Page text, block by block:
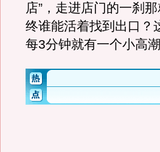
店”，走进店门的一刹
终谁能活着找到出口？
每3分钟就有一个小高